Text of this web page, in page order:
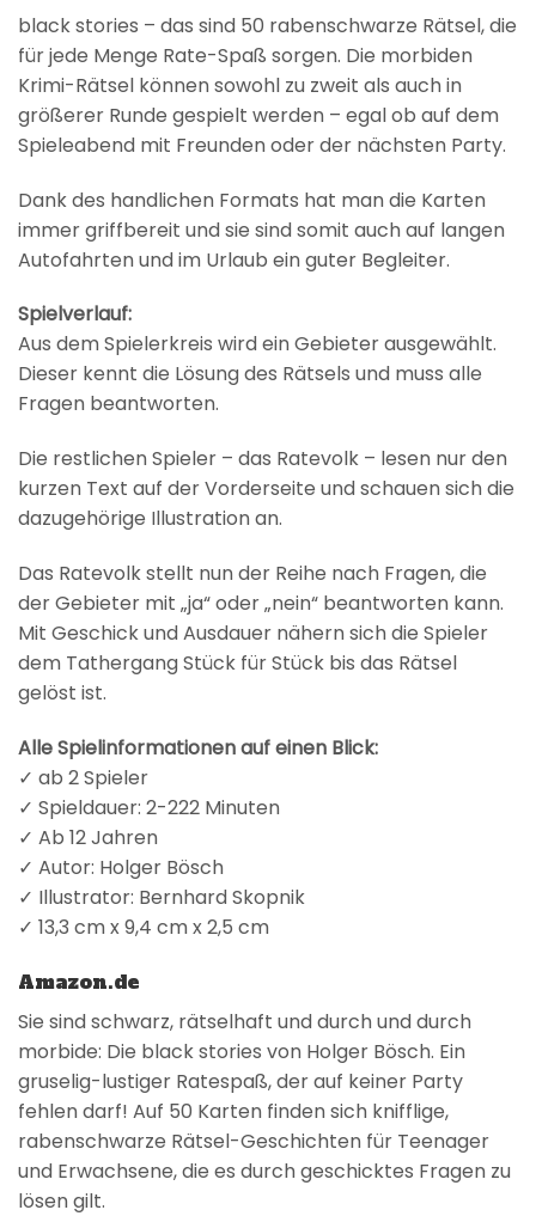
black stories – das sind 50 rabenschwarze Rätsel, die
für jede Menge Rate-Spaß sorgen. Die morbiden
Krimi-Rätsel können sowohl zu zweit als auch in
größerer Runde gespielt werden – egal ob auf dem
Spieleabend mit Freunden oder der nächsten Party.
Dank des handlichen Formats hat man die Karten
immer griffbereit und sie sind somit auch auf langen
Autofahrten und im Urlaub ein guter Begleiter.
Spielverlauf:
Aus dem Spielerkreis wird ein Gebieter ausgewählt.
Dieser kennt die Lösung des Rätsels und muss alle
Fragen beantworten.
Die restlichen Spieler – das Ratevolk – lesen nur den
kurzen Text auf der Vorderseite und schauen sich die
dazugehörige Illustration an.
Das Ratevolk stellt nun der Reihe nach Fragen, die
der Gebieter mit „ja“ oder „nein“ beantworten kann.
Mit Geschick und Ausdauer nähern sich die Spieler
dem Tathergang Stück für Stück bis das Rätsel
gelöst ist.
Alle Spielinformationen auf einen Blick:
✓ ab 2 Spieler
✓ Spieldauer: 2-222 Minuten
✓ Ab 12 Jahren
✓ Autor: Holger Bösch
✓ Illustrator: Bernhard Skopnik
✓ 13,3 cm x 9,4 cm x 2,5 cm
Amazon.de
Sie sind schwarz, rätselhaft und durch und durch
morbide: Die black stories von Holger Bösch. Ein
gruselig-lustiger Ratespaß, der auf keiner Party
fehlen darf! Auf 50 Karten finden sich knifflige,
rabenschwarze Rätsel-Geschichten für Teenager
und Erwachsene, die es durch geschicktes Fragen zu
lösen gilt.